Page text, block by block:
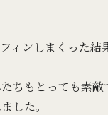
ンしまくった結
ちもとっても素
した。